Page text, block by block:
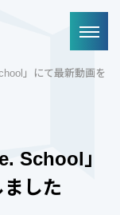
」にて最新動画を
School」
した